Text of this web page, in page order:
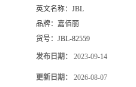
英文名称： JBL
品牌： 嘉佰丽
货号： JBL-82559
发布日期： 2023-09-14
更新日期： 2026-08-07